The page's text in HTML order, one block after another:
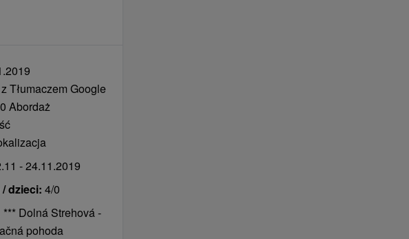
Tłumaczem Google
Abordaż
- 24.11.2019
dzieci: 4/0
Dolná Strehová -
pohoda